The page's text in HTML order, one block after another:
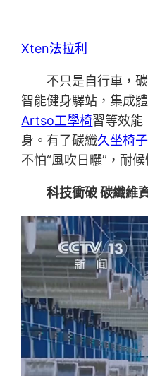
Xten法拉利
不只是自行車，
智能健身驛站，集成
Artso工學椅習等效能
身。有了碳纖久坐椅
不怕“風吹日曬”，耐
科技衝破 碳纖維